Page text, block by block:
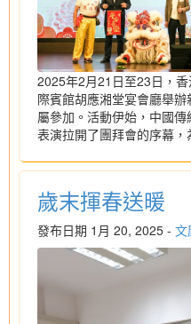
2025年2月21日至23日，
際賓館胡應湘堂宴會廳舉
屬參加。活動伊始，中國
表演拉開了團拜會的序幕，
歲末揮春送暖
發布日期 1月 20, 2025 - 文